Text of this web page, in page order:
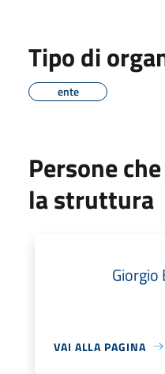
Tipo di
ente
Persone
la struttura
VAI ALLA PAGINA